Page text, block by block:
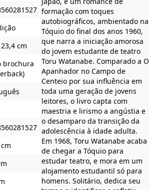
cm
brochura
formação com toques
autobiográficos, ambientado na
Tóquio do final dos anos 1960,
que narra a iniciação amorosa
do jovem estudante de teatro
Toru Watanabe. Comparado a O
Apanhador no Campo de
Centeio por sua influência em
toda uma geração de jovens
leitores, o livro capta com
maestria e lirismo a angústia e
o desamparo da transição da
adolescência à idade adulta.
Em 1968, Toru Watanabe acaba
de chegar a Tóquio para
estudar teatro, e mora em um
alojamento estudantil só para
homens. Solitário, dedica seu